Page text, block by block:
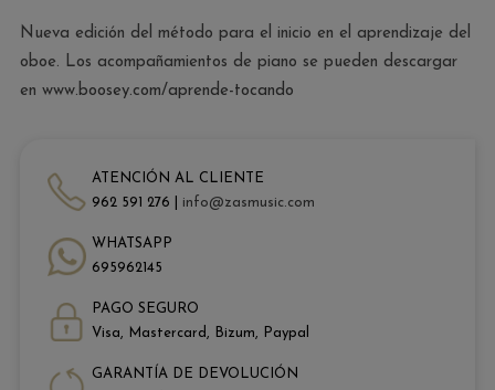
Nueva edición del método para el inicio en el aprendizaje del
oboe. Los acompañamientos de piano se pueden descargar
en www.boosey.com/aprende-tocando
ATENCIÓN AL CLIENTE
962 591 276 | info@zasmusic.com
WHATSAPP
695962145
PAGO SEGURO
Visa, Mastercard, Bizum, Paypal
GARANTÍA DE DEVOLUCIÓN